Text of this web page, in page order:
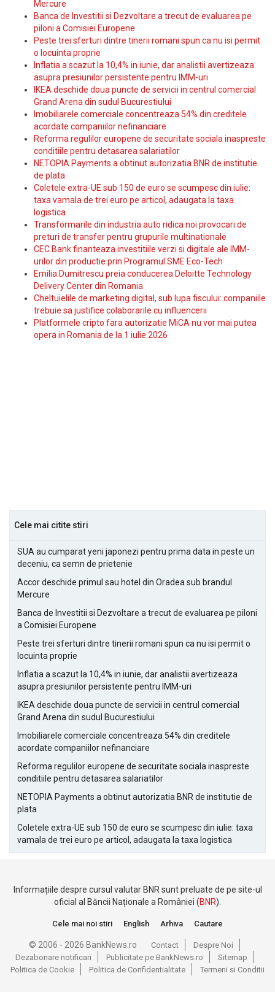
Mercure
Banca de Investitii si Dezvoltare a trecut de evaluarea pe
piloni a Comisiei Europene
Peste trei sferturi dintre tinerii romani spun ca nu isi permit
o locuinta proprie
Inflatia a scazut la 10,4% in iunie, dar analistii avertizeaza
asupra presiunilor persistente pentru IMM-uri
IKEA deschide doua puncte de servicii in centrul comercial
Grand Arena din sudul Bucurestiului
Imobiliarele comerciale concentreaza 54% din creditele
acordate companiilor nefinanciare
Reforma regulilor europene de securitate sociala inaspreste
conditiile pentru detasarea salariatilor
NETOPIA Payments a obtinut autorizatia BNR de institutie
de plata
Coletele extra-UE sub 150 de euro se scumpesc din iulie:
taxa vamala de trei euro pe articol, adaugata la taxa
logistica
Transformarile din industria auto ridica noi provocari de
preturi de transfer pentru grupurile multinationale
CEC Bank finanteaza investitiile verzi si digitale ale IMM-
urilor din productie prin Programul SME Eco-Tech
Emilia Dumitrescu preia conducerea Deloitte Technology
Delivery Center din Romania
Cheltuielile de marketing digital, sub lupa fiscului: companiile
trebuie sa justifice colaborarile cu influencerii
Platformele cripto fara autorizatie MiCA nu vor mai putea
opera in Romania de la 1 iulie 2026
Cele mai citite stiri
SUA au cumparat yeni japonezi pentru prima data in peste un
deceniu, ca semn de prietenie
Accor deschide primul sau hotel din Oradea sub brandul
Mercure
Banca de Investitii si Dezvoltare a trecut de evaluarea pe piloni
a Comisiei Europene
Peste trei sferturi dintre tinerii romani spun ca nu isi permit o
locuinta proprie
Inflatia a scazut la 10,4% in iunie, dar analistii avertizeaza
asupra presiunilor persistente pentru IMM-uri
IKEA deschide doua puncte de servicii in centrul comercial
Grand Arena din sudul Bucurestiului
Imobiliarele comerciale concentreaza 54% din creditele
acordate companiilor nefinanciare
Reforma regulilor europene de securitate sociala inaspreste
conditiile pentru detasarea salariatilor
NETOPIA Payments a obtinut autorizatia BNR de institutie de
plata
Coletele extra-UE sub 150 de euro se scumpesc din iulie: taxa
vamala de trei euro pe articol, adaugata la taxa logistica
Informațiile despre cursul valutar BNR sunt preluate de pe site-ul
oficial al Băncii Naționale a României (BNR).
Cele mai noi stiri English Arhiva Cautare
© 2006 - 2026 BankNews.ro Contact
Despre Noi
Dezabonare notificari
Publicitate pe BankNews.ro
Sitemap
Politica de Cookie
Politica de Confidentialitate Termeni si Conditii